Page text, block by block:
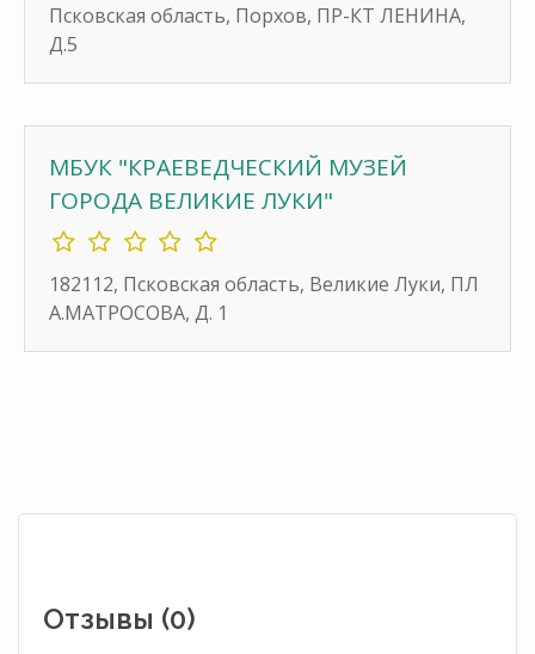
Псковская область, Порхов, ПР-КТ ЛЕНИНА,
Д.5
МБУК "КРАЕВЕДЧЕСКИЙ МУЗЕЙ
ГОРОДА ВЕЛИКИЕ ЛУКИ"
182112, Псковская область, Великие Луки, ПЛ
А.МАТРОСОВА, Д. 1
Отзывы (0)